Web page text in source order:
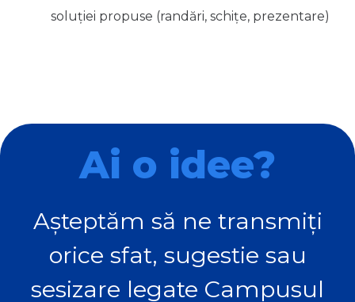
soluției propuse (randări, schițe, prezentare)
Ai o idee?
Așteptăm să ne transmiți
orice sfat, sugestie sau
sesizare legate Campusul